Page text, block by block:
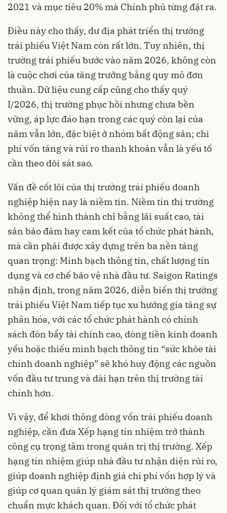
2021 và mục tiêu 20% mà Chính phủ từng đặt ra.
Điều này cho thấy, dư địa phát triển thị trường
trái phiếu Việt Nam còn rất lớn. Tuy nhiên, thị
trường trái phiếu bước vào năm 2026, không còn
là cuộc chơi của tăng trưởng bằng quy mô đơn
thuần. Dữ liệu cung cấp cũng cho thấy quý
I/2026, thị trường phục hồi nhưng chưa bền
vững, áp lực đáo hạn trong các quý còn lại của
năm vẫn lớn, đặc biệt ở nhóm bất động sản; chi
phí vốn tăng và rủi ro thanh khoản vẫn là yếu tố
cần theo dõi sát sao.
Vấn đề cốt lõi của thị trường trái phiếu doanh
nghiệp hiện nay là niềm tin. Niềm tin thị trường
không thể hình thành chỉ bằng lãi suất cao, tài
sản bảo đảm hay cam kết của tổ chức phát hành,
mà cần phải được xây dựng trên ba nền tảng
quan trọng: Minh bạch thông tin, chất lượng tín
dụng và cơ chế bảo vệ nhà đầu tư. Saigon Ratings
nhận định, trong năm 2026, diễn biến thị trường
trái phiếu Việt Nam tiếp tục xu hướng gia tăng sự
phân hóa, với các tổ chức phát hành có chính
sách đòn bẩy tài chính cao, dòng tiền kinh doanh
yếu hoặc thiếu minh bạch thông tin “sức khỏe tài
chính doanh nghiệp” sẽ khó huy động các nguồn
vốn đầu tư trung và dài hạn trên thị trường tài
chính hơn.
Vì vậy, để khơi thông dòng vốn trái phiếu doanh
nghiệp, cần đưa Xếp hạng tín nhiệm trở thành
công cụ trọng tâm trong quản trị thị trường. Xếp
hạng tín nhiệm giúp nhà đầu tư nhận diện rủi ro,
giúp doanh nghiệp định giá chi phí vốn hợp lý và
giúp cơ quan quản lý giám sát thị trường theo
chuẩn mực khách quan. Đối với tổ chức phát